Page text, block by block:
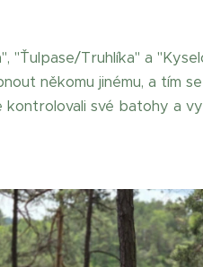
Truhlíka" a
někomu jinému, a tím
své batohy a